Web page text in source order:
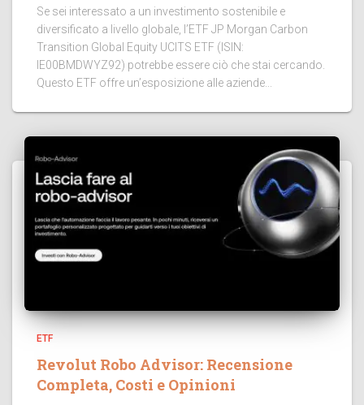
Se sei interessato a un investimento sostenibile e
diversificato a livello globale, l’ETF JP Morgan Carbon
Transition Global Equity UCITS ETF (ISIN:
IE00BMDWYZ92) potrebbe essere ciò che stai cercando.
Questo ETF offre un’esposizione alle aziende...
ETF
Revolut Robo Advisor: Recensione
Completa, Costi e Opinioni